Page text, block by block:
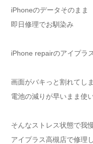
iPhoneのデータそのまま
即日修理でお馴染み
iPhone repairのアイプラ
画面がバキっと割れてし
電池の減りが早いまま使
そんなストレス状態で我
アイプラス高槻店で修理